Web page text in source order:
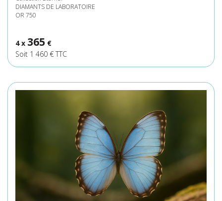
DIAMANTS DE LABORATOIRE
OR 750
4 x 365 €
Soit 1 460 € TTC